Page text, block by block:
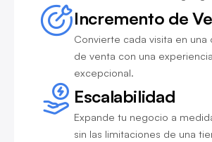
Incremento de
Convierte cada visita en una
de venta con una
excepcional.
Escalabilidad
Expande tu negocio a
sin las limitaciones de una